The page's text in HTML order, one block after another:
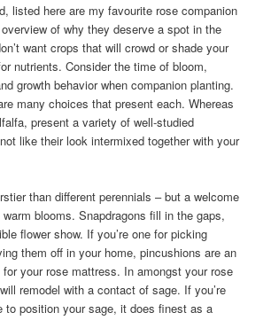
listed here are my favourite rose companion
of why they deserve a spot in the
want crops that will crowd or shade your
nutrients. Consider the time of bloom,
growth behavior when companion planting.
many choices that present each. Whereas
present a variety of well-studied
like their look intermixed together with your
than different perennials – but a welcome
blooms. Snapdragons fill in the gaps,
flower show. If you’re one for picking
them off in your home, pincushions are an
your rose mattress. In amongst your rose
remodel with a contact of sage. If you’re
to position your sage, it does finest as a